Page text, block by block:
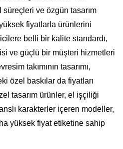
süreçleri ve özgün tasarım
fiyatlarla ürünlerini
belli bir kalite standardı,
ve güçlü bir müşteri hizmetleri
takımının tasarımı,
özel baskılar da fiyatları
tasarım ürünler, el işçiliği
karakterler içeren modeller,
yüksek fiyat etiketine sahip